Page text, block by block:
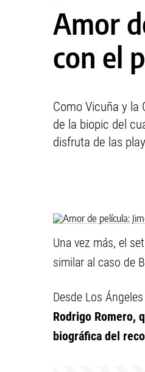
Amor
con el
Como Vicuña y la
de la biopic del
disfruta de las
Una vez más, el
similar al caso de
Desde Los
Rodrigo Romero,
biográfica del